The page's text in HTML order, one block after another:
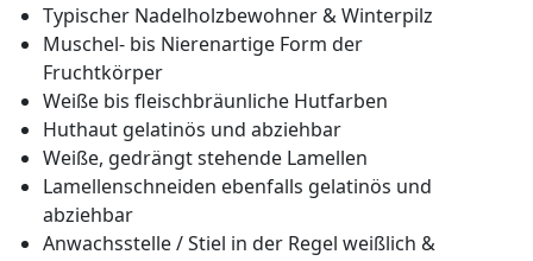
Typischer Nadelholzbewohner & Winterpilz
Muschel- bis Nierenartige Form der
Fruchtkörper
Weiße bis fleischbräunliche Hutfarben
Huthaut gelatinös und abziehbar
Weiße, gedrängt stehende Lamellen
Lamellenschneiden ebenfalls gelatinös und
abziehbar
Anwachsstelle / Stiel in der Regel weißlich &